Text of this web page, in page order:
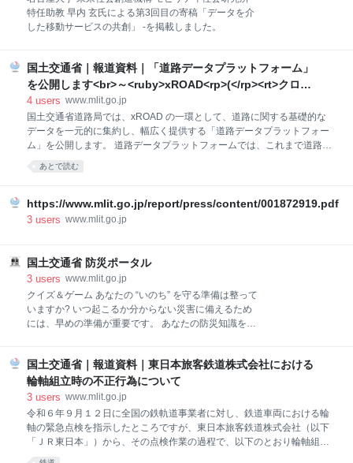
あります。 現在、国土交通省では、国際民間航空機関が定める国際基準
に基づき、機内預け入れ荷物にモバイルバッテリーを含めることを禁止
特任助教 早内 玄氏による第3回目の寄稿「データを介
した移動サービスの共創」 -を掲載しました。
国土交通省｜報道資料｜「道路データプラットフォーム」
を公開します<br>～<ruby>xROAD<rp>(</rp><rt>クロス
ロード</rt><rp>)</rp></ruby> の一環として、道路関係の
データを集約、幅広く活用可能に！～
4 users www.mlit.go.jp
国土交通省道路局では、xROAD の一環として、道路に関する基礎的な
データを一元的に集約し、幅広く提供する「道路データプラットフォー
ム」を公開します。 道路データプラットフォームでは、これまで道路管
理者で共有されていた交通量やETC2.0 の速度データも公開となり、こ
れらのデータを誰もが見て、ふれて、使えるようになります。 活用可能
を図ってまいります。 xROAD とは･･･データ利活用等により道路調査・
維持管理等の高度化・効率化を図る道路システムのDX の取組 ○ 道路デ
するAPI 仕様書等を確認できる、道路関係の 情報を知る入口となるカタ
ログサイト。 ・ 道路データ
あとで読む
https://www.mlit.go.jp/report/press/content/001872919.pdf
3 users www.mlit.go.jp
国土交通省 防災ポータル
3 users www.mlit.go.jp
クイズ＆ゲーム あなたの “いのち” を守る準備は整って
いますか? いつ起こるか分からない災害に備えるため
には、早めの準備が重要です。 あなたの防災知識を今
震度6強の地震が起きた時、予防対策・避難行動は大
丈夫?を疑似体験するロールプレイングゲームです。
防災シミュレーター(内閣府)
国土交通省｜報道資料｜東日本旅客鉄道株式会社における
輪軸組立時の不正行為について
3 users www.mlit.go.jp
令和６年９月１２日に全国の鉄軌道事業者に対し、鉄道車両における輪
軸の緊急点検を指示したところですが、東日本旅客鉄道株式会社（以下
「ＪＲ東日本」）から、その点検作業の過程で、以下のとおり輪軸組立
時に不正行為があったことが確認されたとの報告を受けました。 このよ